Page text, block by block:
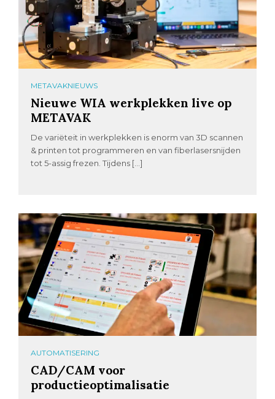
METAVAKNIEUWS
Nieuwe WIA werkplekken live op
METAVAK
De variëteit in werkplekken is enorm van 3D scannen
& printen tot programmeren en van fiberlasersnijden
tot 5-assig frezen. Tijdens […]
AUTOMATISERING
CAD/CAM voor
productieoptimalisatie